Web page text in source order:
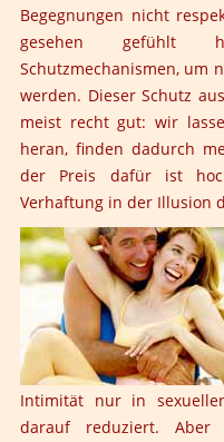
Begegnungen nicht
gesehen gefühlt
Schutzmechanismen, um
werden. Dieser Schutz
meist recht gut: wir
heran, finden dadurch
der Preis dafür ist
Verhaftung in der Illusion
Intimität nur in
darauf reduziert.